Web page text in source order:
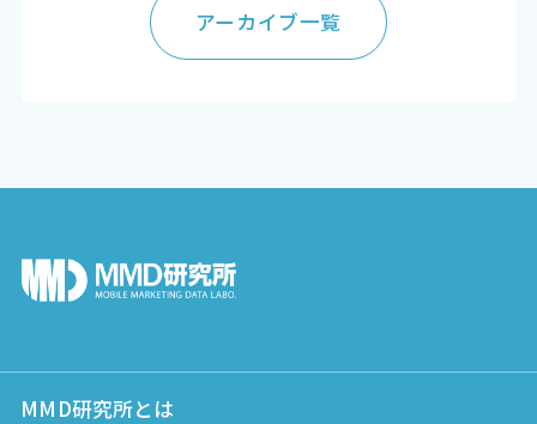
アーカイブ一覧
MMD研究所とは